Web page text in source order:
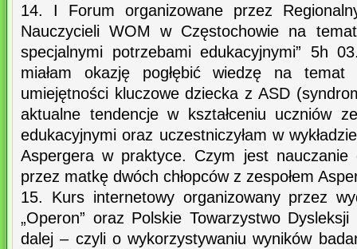
14. I Forum organizowane przez
Nauczycieli WOM w Częstochowie na
specjalnymi potrzebami edukacyjnymi” 5h
miałam okazję pogłębić wiedzę na
umiejętności kluczowe dziecka z ASD
aktualne tendencje w kształceniu uczniów
edukacyjnymi oraz uczestniczyłam w
Aspergera w praktyce. Czym jest nauczanie
przez matkę dwóch chłopców z zespołem
15. Kurs internetowy organizowany przez
„Operon” oraz Polskie Towarzystwo
dalej – czyli o wykorzystywaniu wyników